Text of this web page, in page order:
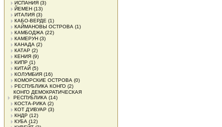
ИСПАНИЯ (3)
ЙЕМЕН (13)
ИТАЛИЯ (3)
КАБО-ВЕРДЕ (1)
КАЙМАНОВЫ ОСТРОВА (1)
КАМБОДЖА (22)
КАМЕРУН (3)
КАНАДА (2)
КАТАР (2)
КЕНИЯ (9)
КИПР (1)
КИТАЙ (5)
КОЛУМБИЯ (16)
КОМОРСКИЕ ОСТРОВА (0)
РЕСПУБЛИКА КОНГО (2)
КОНГО ДЕМОКРАТИЧЕСКАЯ
РЕСПУБЛИКА (14)
КОСТА-РИКА (2)
КОТ Д'ИВУАР (3)
КНДР (12)
КУБА (12)